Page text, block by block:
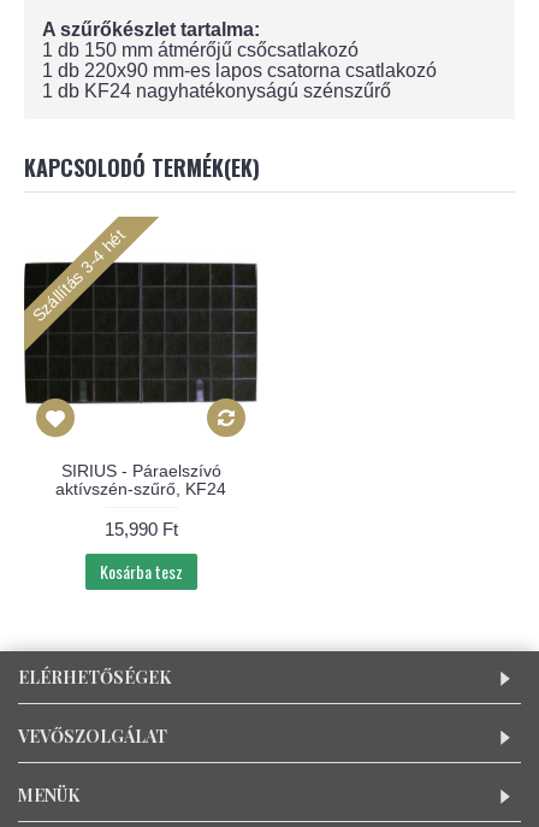
A szűrőkészlet tartalma:
1 db 150 mm átmérőjű csőcsatlakozó
1 db 220x90 mm-es lapos csatorna csatlakozó
1 db KF24 nagyhatékonyságú szénszűrő
KAPCSOLODÓ TERMÉK(EK)
Szállítás 3-4 hét
SIRIUS - Páraelszívó
aktívszén-szűrő, KF24
15,990 Ft
Kosárba tesz
ELÉRHETŐSÉGEK
VEVŐSZOLGÁLAT
MENÜK